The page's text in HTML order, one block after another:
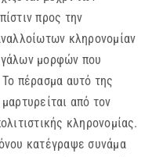
προς την
κληρονομίαν
μορφών που
πέρασμα αυτό της
από τον
κληρονομίας.
κατέγραψε συνάμα